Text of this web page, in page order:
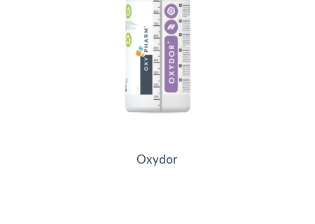
Oxydor